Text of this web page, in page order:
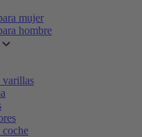
mujer
hombre
varillas
coche